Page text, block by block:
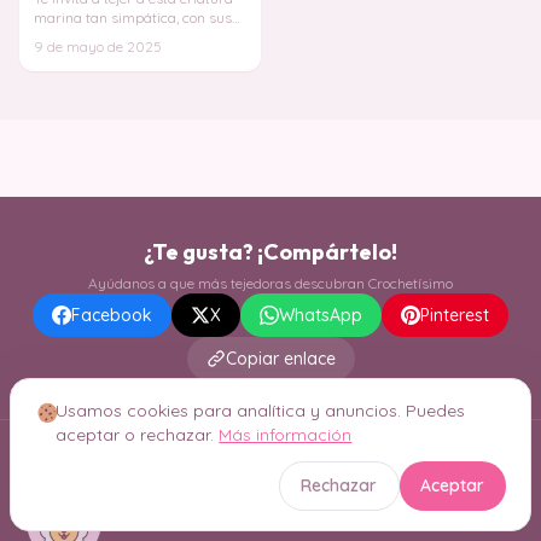
marina tan simpática, con sus
abrazar y
9 de mayo de 2025
¿Te gusta? ¡Compártelo!
Ayúdanos a que más tejedoras descubran Crochetísimo
Facebook X WhatsApp
Pinterest
Copiar enlace
Usamos cookies para analítica y anuncios. Puedes
aceptar o rechazar. Más información
Rechazar Aceptar